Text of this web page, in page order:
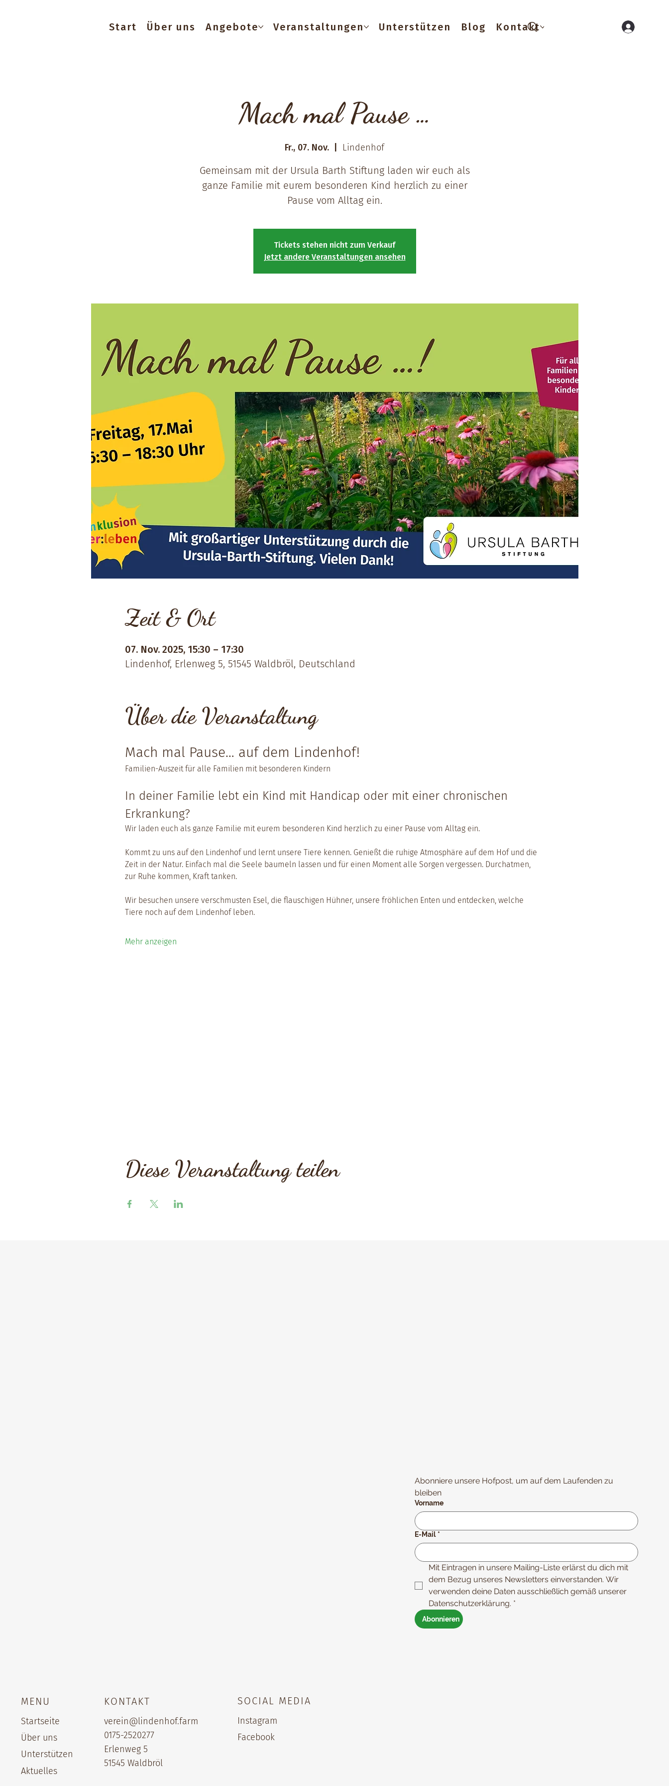
Start Über uns Angebote Veranstaltungen Unterstützen Blog Kontakt
Mach mal Pause …
Fr., 07. Nov. Lindenhof
Gemeinsam mit der Ursula Barth Stiftung laden wir euch als
ganze Familie mit eurem besonderen Kind herzlich zu einer
Pause vom Alltag ein.
Tickets stehen nicht zum Verkauf
Jetzt andere Veranstaltungen ansehen
Zeit & Ort
07. Nov. 2025, 15:30 – 17:30
Lindenhof, Erlenweg 5, 51545 Waldbröl, Deutschland
Über die Veranstaltung
Mach mal Pause… auf dem Lindenhof!
Familien-Auszeit für alle Familien mit besonderen Kindern
In deiner Familie lebt ein Kind mit Handicap oder mit einer chronischen
Erkrankung?
Wir laden euch als ganze Familie mit eurem besonderen Kind herzlich zu einer Pause vom Alltag ein.
Kommt zu uns auf den Lindenhof und lernt unsere Tiere kennen. Genießt die ruhige Atmosphäre auf dem Hof und die
Zeit in der Natur. Einfach mal die Seele baumeln lassen und für einen Moment alle Sorgen vergessen. Durchatmen,
zur Ruhe kommen, Kraft tanken.
Wir besuchen unsere verschmusten Esel, die flauschigen Hühner, unsere fröhlichen Enten und entdecken, welche
Tiere noch auf dem Lindenhof leben.
Mehr anzeigen
Diese Veranstaltung teilen
Abonniere unsere Hofpost, um auf dem Laufenden zu
bleiben
Vorname
E-Mail *
Mit Eintragen in unsere Mailing-Liste erlärst du dich mit
dem Bezug unseres Newsletters einverstanden. Wir
verwenden deine Daten ausschließlich gemäß unserer
Datenschutzerklärung. *
Abonnieren
MENU
Startseite
Über uns
Unterstützen
Aktuelles
KONTAKT
verein@lindenhof.farm
0175-2520277‬
Erlenweg 5
51545 Waldbröl
SOCIAL MEDIA
Instagram
Facebook